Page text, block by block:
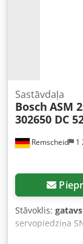
Remscheid 1
Sastāvdaļa
Bosch ASM
302650 DC
Stāvoklis:
servopiedziņa
lietošanas